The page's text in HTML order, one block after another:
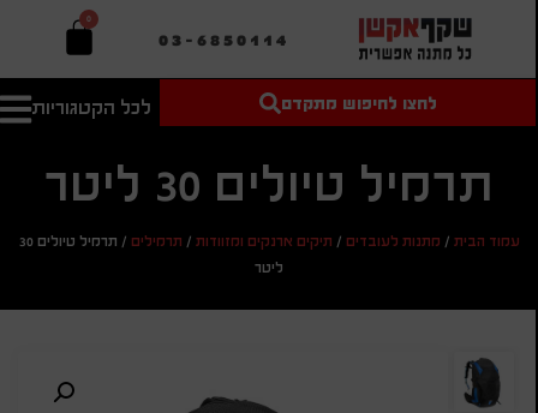
03-6850114
0
לכל הקטגוריות
טקסט חופשי
מחיר מיני'
חיפוש
אישית
לחצו לחיפוש מתקדם
תרמיל טיולים 30 ליטר
עמוד הבית/ מתנות לעובדים/ תיקים ארנקים ומזוודות/ תרמילים/
תרמיל טיולים 30
ליטר